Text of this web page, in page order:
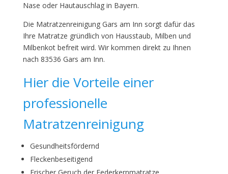
Nase oder Hautauschlag in Bayern.
Die Matratzenreinigung Gars am Inn sorgt dafür das
Ihre Matratze gründlich von Hausstaub, Milben und
Milbenkot befreit wird. Wir kommen direkt zu Ihnen
nach 83536 Gars am Inn.
Hier die Vorteile einer
professionelle
Matratzenreinigung
Gesundheitsfördernd
Fleckenbeseitigend